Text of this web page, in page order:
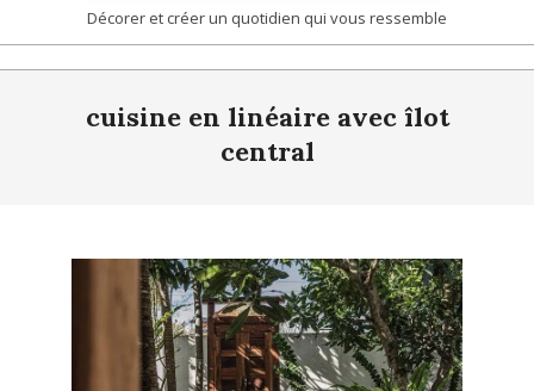
COCON
|
DÉCORATION
Décorer et créer un quotidien qui vous ressemble
cuisine en linéaire avec îlot
central